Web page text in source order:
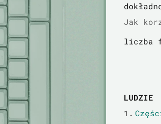
Jak
liczba
LUDZIE
1.